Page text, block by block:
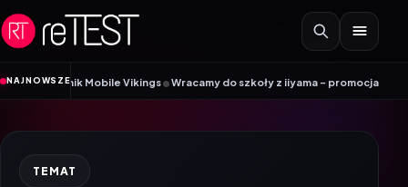
Przejdź do treści
NAJNOWSZEMobile Vikings•Wracamy do szkoły z iiyama – promocja Back to
TEMAT